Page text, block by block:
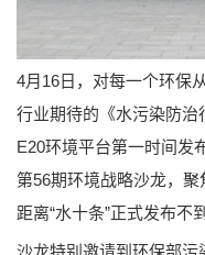
4月16日，对每一个环保
行业期待的《水污染防治
E20环境平台第一时间发
第56期环境战略沙龙，聚
距离“水十条”正式发布不